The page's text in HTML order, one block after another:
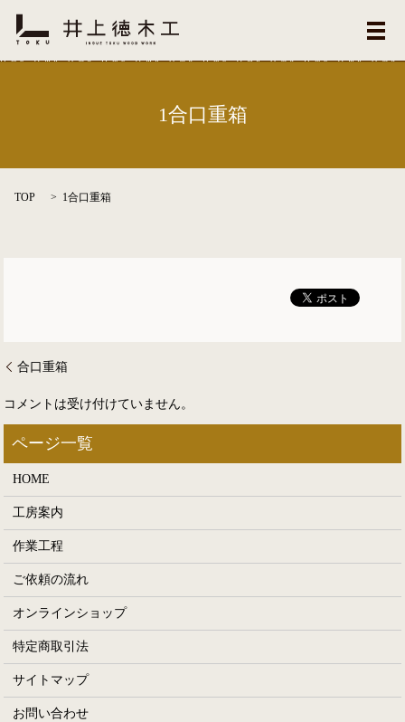
メ
1合口重箱
TOP 1合口重箱
合口重箱
コメントは受け付けていません。
HOME
工房案内
作業工程
ご依頼の流れ
オンラインショップ
特定商取引法
サイトマップ
お問い合わせ